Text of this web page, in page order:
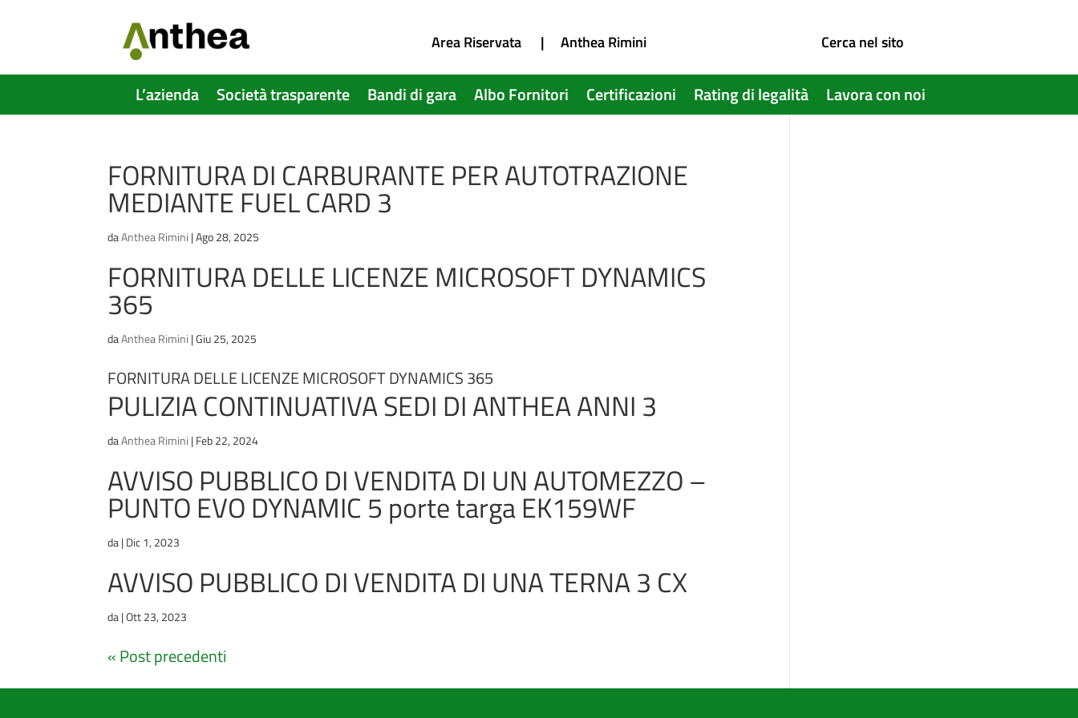
Area Riservata | Anthea Rimini Cerca nel sito
L’azienda Società trasparente Bandi di gara Albo Fornitori Certificazioni Rating di legalità Lavora con noi
FORNITURA DI CARBURANTE PER AUTOTRAZIONE
MEDIANTE FUEL CARD 3
daAnthea Rimini |Ago 28, 2025
FORNITURA DELLE LICENZE MICROSOFT DYNAMICS
365
daAnthea Rimini |Giu 25, 2025
FORNITURA DELLE LICENZE MICROSOFT DYNAMICS 365
PULIZIA CONTINUATIVA SEDI DI ANTHEA ANNI 3
daAnthea Rimini |Feb 22, 2024
AVVISO PUBBLICO DI VENDITA DI UN AUTOMEZZO –
PUNTO EVO DYNAMIC 5 porte targa EK159WF
da|Dic 1, 2023
AVVISO PUBBLICO DI VENDITA DI UNA TERNA 3 CX
da|Ott 23, 2023
« Post precedenti